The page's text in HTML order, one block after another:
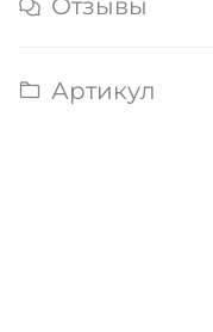
Артикул